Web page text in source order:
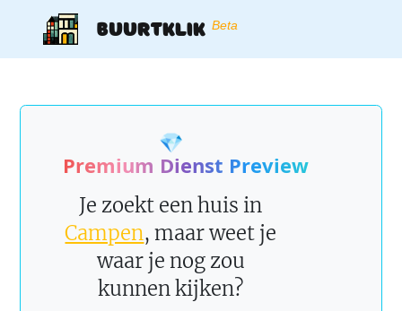
Buurtklik Beta
💎
Premium Dienst Preview
Je zoekt een huis in
Campen, maar weet je
waar je nog zou
kunnen kijken?